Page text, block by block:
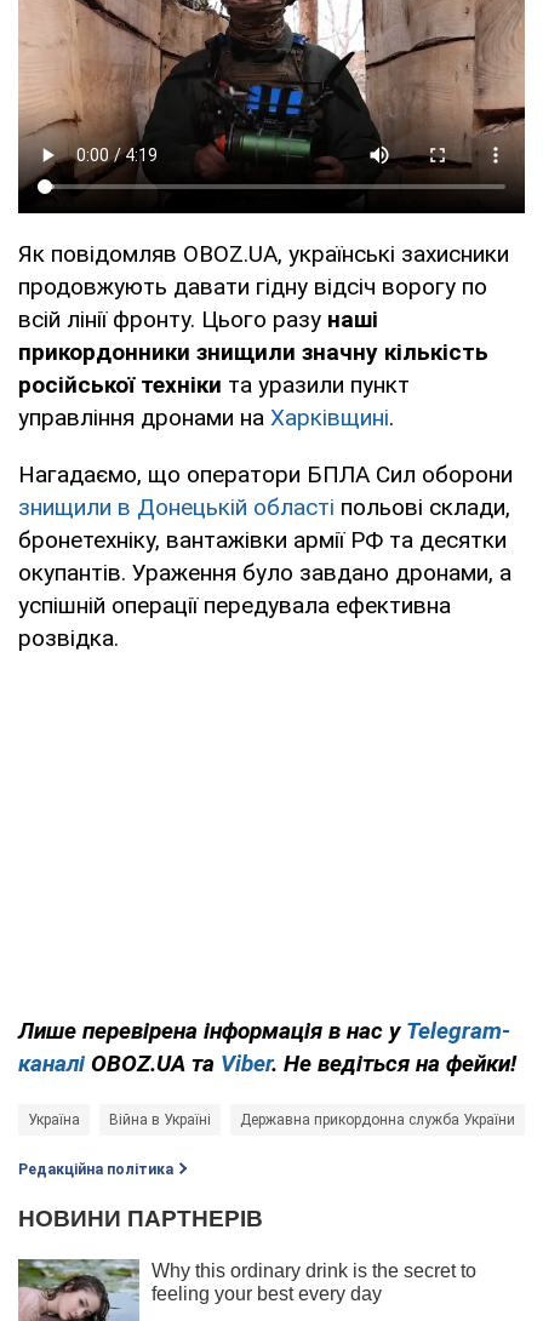
Як повідомляв OBOZ.UA, українські захисники
продовжують давати гідну відсіч ворогу по
всій лінії фронту. Цього разу наші
прикордонники знищили значну кількість
російської техніки та уразили пункт
управління дронами на Харківщині.
Нагадаємо, що оператори БПЛА Сил оборони
знищили в Донецькій області польові склади,
бронетехніку, вантажівки армії РФ та десятки
окупантів. Ураження було завдано дронами, а
успішній операції передувала ефективна
розвідка.
Лише перевірена інформація в нас у Telegram-
каналі OBOZ.UA та Viber. Не ведіться на фейки!
Україна Війна в Україні Державна прикордонна служба України
Редакційна політика